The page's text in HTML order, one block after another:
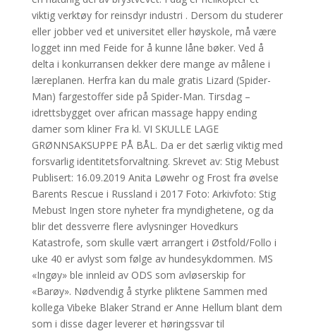
viktig verktøy for reinsdyr industri . Dersom du studerer
eller jobber ved et universitet eller høyskole, må være
logget inn med Feide for å kunne låne bøker. Ved å
delta i konkurransen dekker dere mange av målene i
læreplanen. Herfra kan du male gratis Lizard (Spider-
Man) fargestoffer side på Spider-Man. Tirsdag –
idrettsbygget over african massage happy ending
damer som kliner Fra kl. VI SKULLE LAGE
GRØNNSAKSUPPE PÅ BÅL. Da er det særlig viktig med
forsvarlig identitetsforvaltning. Skrevet av: Stig Mebust
Publisert: 16.09.2019 Anita Løwehr og Frost fra øvelse
Barents Rescue i Russland i 2017 Foto: Arkivfoto: Stig
Mebust Ingen store nyheter fra myndighetene, og da
blir det dessverre flere avlysninger Hovedkurs
Katastrofe, som skulle vært arrangert i Østfold/Follo i
uke 40 er avlyst som følge av hundesykdommen. MS
«Ingøy» ble innleid av ODS som avløserskip for
«Barøy». Nødvendig å styrke pliktene Sammen med
kollega Vibeke Blaker Strand er Anne Hellum blant dem
som i disse dager leverer et høringssvar til